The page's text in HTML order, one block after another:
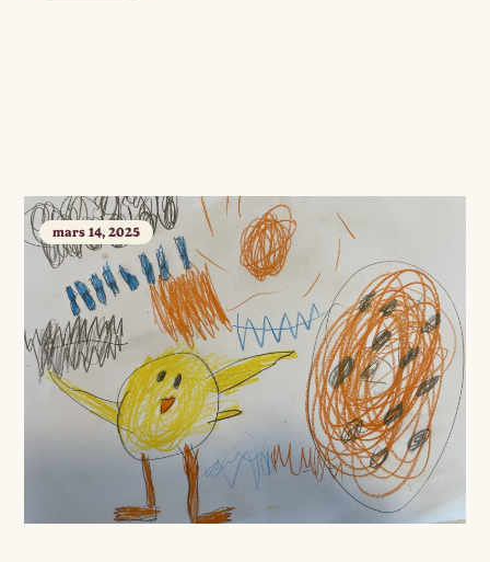
mars 14, 2025